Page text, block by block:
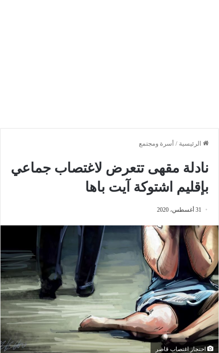
الرئيسية / أسرة ومجتمع
نادلة مقهى تتعرض لاغتصاب جماعي
بإقليم اشتوكة آيت باها
31 أغسطس، 2020
احتجاز اغتصاب قاصر